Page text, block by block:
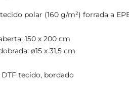
polar (160 g/m²) forrada a
150 x 200 cm
ø15 x 31,5 cm
DTF tecido, bordado